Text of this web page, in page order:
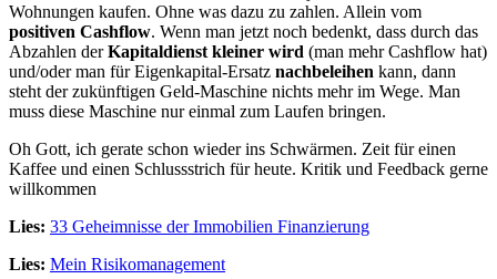
Wohnungen kaufen. Ohne was dazu zu zahlen. Allein vom
positiven Cashflow. Wenn man jetzt noch bedenkt, dass durch das
Abzahlen derKapitaldienst kleiner wird (man mehr Cashflow hat)
und/oder man für Eigenkapital-Ersatz nachbeleihen kann, dann
steht der zukünftigen Geld-Maschine nichts mehr im Wege. Man
muss diese Maschine nur einmal zum Laufen bringen.
Oh Gott, ich gerate schon wieder ins Schwärmen. Zeit für einen
Kaffee und einen Schlussstrich für heute. Kritik und Feedback gerne
willkommen
Lies: 33 Geheimnisse der Immobilien Finanzierung
Lies: Mein Risikomanagement